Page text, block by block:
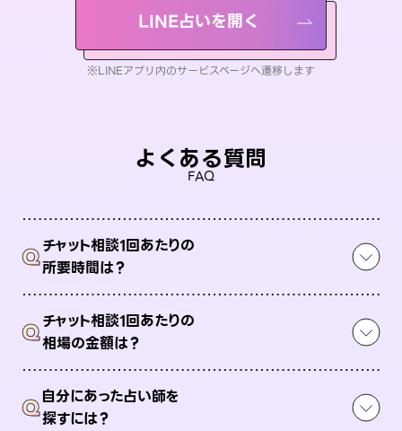
LINE占いを開く
※LINEアプリ内のサービスページへ遷移します
よくある質問
FAQ
Qチャット相談1回あたりの
所要時間は？
Qチャット相談1回あたりの
相場の金額は？
Q自分にあった占い師を
探すには？